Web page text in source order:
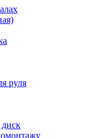
руля